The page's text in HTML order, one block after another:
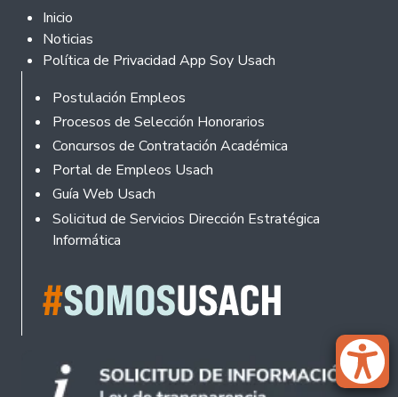
Footer 2
Inicio
Noticias
Política de Privacidad App Soy Usach
Rodapé
Postulación Empleos
Procesos de Selección Honorarios
Concursos de Contratación Académica
Portal de Empleos Usach
Guía Web Usach
Solicitud de Servicios Dirección Estratégica
Informática